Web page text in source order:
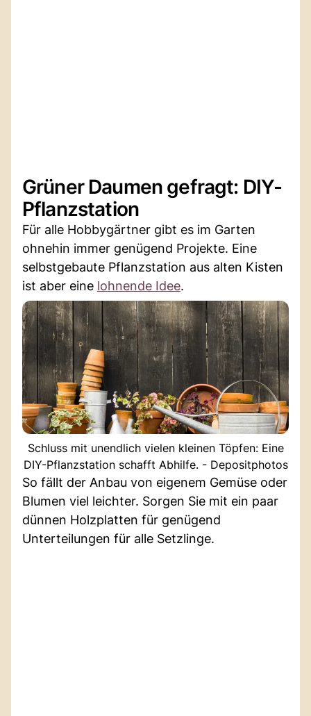
Grüner Daumen gefragt: DIY-
Pflanzstation
Für alle Hobbygärtner gibt es im Garten
ohnehin immer genügend Projekte. Eine
selbstgebaute Pflanzstation aus alten Kisten
ist aber eine lohnende Idee.
Schluss mit unendlich vielen kleinen Töpfen: Eine
DIY-Pflanzstation schafft Abhilfe. - Depositphotos
So fällt der Anbau von eigenem Gemüse oder
Blumen viel leichter. Sorgen Sie mit ein paar
dünnen Holzplatten für genügend
Unterteilungen für alle Setzlinge.